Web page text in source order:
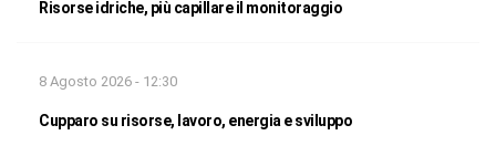
Risorse idriche, più capillare il monitoraggio
8 Agosto 2026 - 12:30
Cupparo su risorse, lavoro, energia e sviluppo